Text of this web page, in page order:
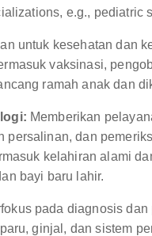
e.g., pediatric
untuk kesehatan dan
vaksinasi,
ramah anak dan
Memberikan
persalinan, dan
kelahiran alami
bayi baru lahir.
pada diagnosis
ginjal, dan sistem